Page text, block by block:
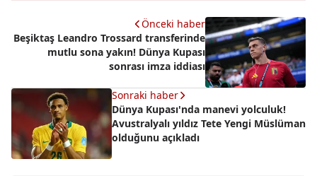
Önceki haber
Beşiktaş Leandro Trossard transferinde
mutlu sona yakın! Dünya Kupası
sonrası imza iddiası
Sonraki haber
Dünya Kupası'nda manevi yolculuk!
Avustralyalı yıldız Tete Yengi Müslüman
olduğunu açıkladı